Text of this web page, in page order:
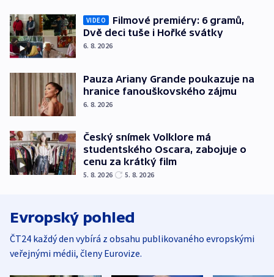
VIDEO
Filmové premiéry: 6 gramů,
Dvě deci tuše i Hořké svátky
6. 8. 2026
Pauza Ariany Grande poukazuje na
hranice fanouškovského zájmu
6. 8. 2026
Český snímek Volklore má
studentského Oscara, zabojuje o
cenu za krátký film
5. 8. 2026 5. 8. 2026
Evropský pohled
ČT24 každý den vybírá z obsahu publikovaného evropskými
veřejnými médii, členy Eurovize.